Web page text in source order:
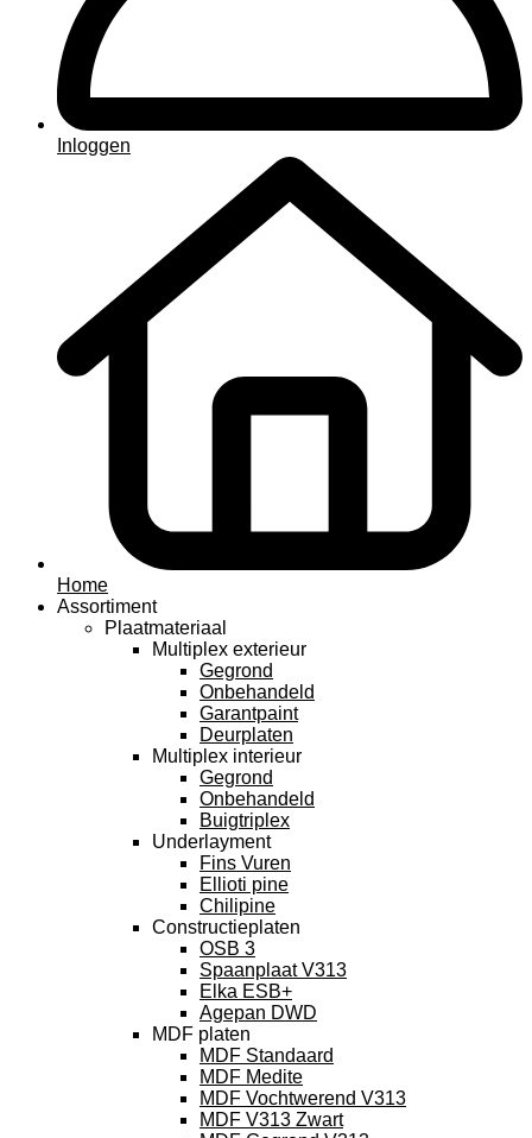
Inloggen
Home
Assortiment
Plaatmateriaal
Multiplex exterieur
Gegrond
Onbehandeld
Garantpaint
Deurplaten
Multiplex interieur
Gegrond
Onbehandeld
Buigtriplex
Underlayment
Fins Vuren
Ellioti pine
Chilipine
Constructieplaten
OSB 3
Spaanplaat V313
Elka ESB+
Agepan DWD
MDF platen
MDF Standaard
MDF Medite
MDF Vochtwerend V313
MDF V313 Zwart